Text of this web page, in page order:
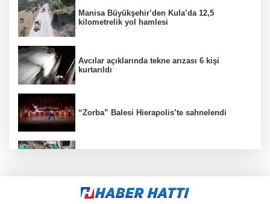
Manisa Büyükşehir’den Kula’da 12,5
kilometrelik yol hamlesi
Avcılar açıklarında tekne arızası 6 kişi
kurtarıldı
“Zorba” Balesi Hierapolis’te sahnelendi